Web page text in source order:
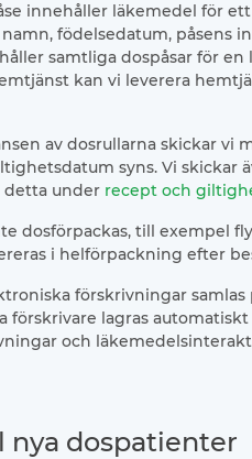
innehåller läkemedel för
födelsedatum, påsens
samtliga dospåsar för
kan vi leverera
av dosrullarna skickar
syns. Vi skickar
detta under recept och
dosförpackas, till exempel
i helförpackning efter
förskrivningar
förskrivare lagras
och
dospatienter